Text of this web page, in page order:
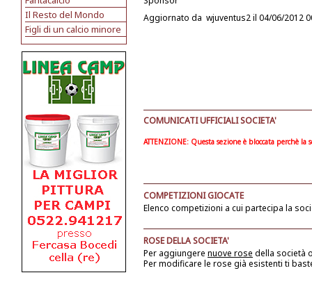
Il Resto del Mondo
Figli di un calcio minore
Aggiornato da wjuventus2il 04/06/2012
COMUNICATI UFFICIALI SOCIETA'
ATTENZIONE: Questa sezione è bloccata perchè
COMPETIZIONI GIOCATE
Elenco competizioni a cui partecipa la
ROSE DELLA SOCIETA'
Per aggiungere nuove rose della società
Per modificare le rose già esistenti ti